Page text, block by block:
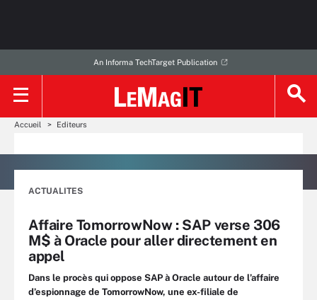
An Informa TechTarget Publication
Accueil Editeurs
ACTUALITES
Affaire TomorrowNow : SAP verse 306
M$ à Oracle pour aller directement en
appel
Dans le procès qui oppose SAP à Oracle autour de l’affaire
d’espionnage de TomorrowNow, une ex-filiale de